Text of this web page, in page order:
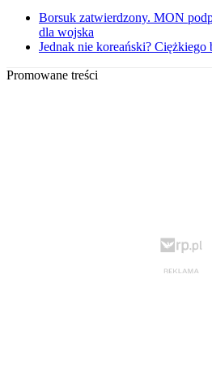
Borsuk zatwierdzony. MON
dla wojska
Jednak nie koreański? Ciężkiego
Promowane treści